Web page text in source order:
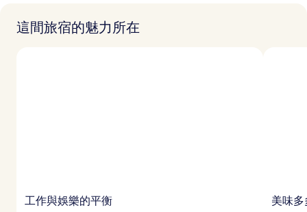
這間旅宿的魅力所在
工作與娛樂的平衡 美味多